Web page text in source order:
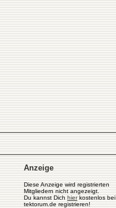
Anzeige
Diese Anzeige wird registrierten
Mitgliedern nicht angezeigt.
Du kannst Dich hierkostenlos bei
tektorum.de registrieren!